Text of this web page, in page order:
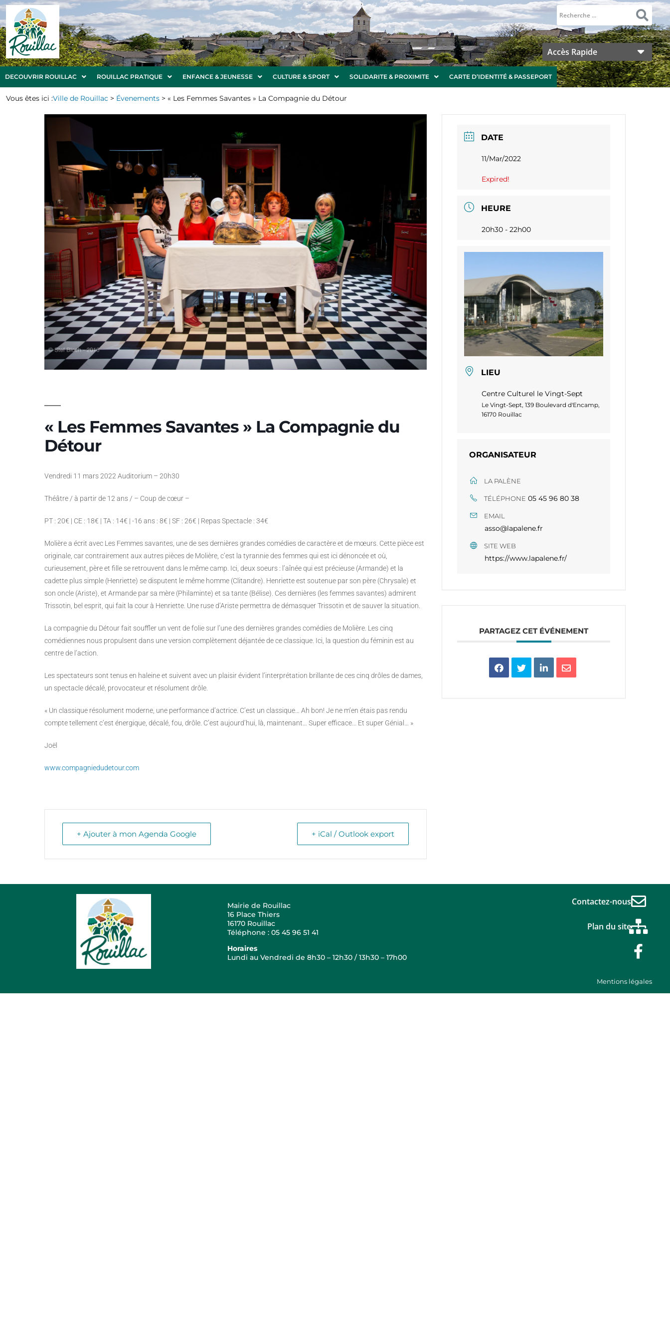
Accès Rapide
DECOUVRIR ROUILLAC ROUILLAC PRATIQUE ENFANCE & JEUNESSE CULTURE & SPORT SOLIDARITE & PROXIMITE CARTE D’IDENTITÉ & PASSEPORT
Vous êtes ici :Ville de Rouillac > Évenements > « Les Femmes Savantes » La Compagnie du Détour
« Les Femmes Savantes » La Compagnie du
Détour
Vendredi 11 mars 2022 Auditorium – 20h30
Théâtre / à partir de 12 ans / – Coup de cœur –
PT : 20€ | CE : 18€ | TA : 14€ | -16 ans : 8€ | SF : 26€ | Repas Spectacle : 34€
Molière a écrit avec Les Femmes savantes, une de ses dernières grandes comédies de caractère et de mœurs. Cette pièce est
originale, car contrairement aux autres pièces de Molière, c’est la tyrannie des femmes qui est ici dénoncée et où,
curieusement, père et fille se retrouvent dans le même camp. Ici, deux soeurs : l’aînée qui est précieuse (Armande) et la
cadette plus simple (Henriette) se disputent le même homme (Clitandre). Henriette est soutenue par son père (Chrysale) et
son oncle (Ariste), et Armande par sa mère (Philaminte) et sa tante (Bélise). Ces dernières (les femmes savantes) admirent
Trissotin, bel esprit, qui fait la cour à Henriette. Une ruse d’Ariste permettra de démasquer Trissotin et de sauver la situation.
La compagnie du Détour fait souffler un vent de folie sur l’une des dernières grandes comédies de Molière. Les cinq
comédiennes nous propulsent dans une version complètement déjantée de ce classique. Ici, la question du féminin est au
centre de l’action.
Les spectateurs sont tenus en haleine et suivent avec un plaisir évident l’interprétation brillante de ces cinq drôles de dames,
un spectacle décalé, provocateur et résolument drôle.
« Un classique résolument moderne, une performance d’actrice. C’est un classique… Ah bon! Je ne m’en étais pas rendu
compte tellement c’est énergique, décalé, fou, drôle. C’est aujourd’hui, là, maintenant… Super efficace… Et super Génial… »
Joël
www.compagniedudetour.com
+ Ajouter à mon Agenda Google + iCal / Outlook export
DATE
11/Mar/2022
Expired!
HEURE
20h30 - 22h00
LIEU
Centre Culturel le Vingt-Sept
Le Vingt-Sept, 139 Boulevard d'Encamp,
16170 Rouillac
ORGANISATEUR
LA PALÈNE
TÉLÉPHONE 05 45 96 80 38​​
EMAIL
asso@lapalene.fr
SITE WEB
https://www.lapalene.fr/
PARTAGEZ CET ÉVÉNEMENT
Mairie de Rouillac
16 Place Thiers
16170 Rouillac
Téléphone : 05 45 96 51 41
Horaires
Lundi au Vendredi de 8h30 – 12h30 / 13h30 – 17h00
Contactez-nous
Plan du site
Mentions légales